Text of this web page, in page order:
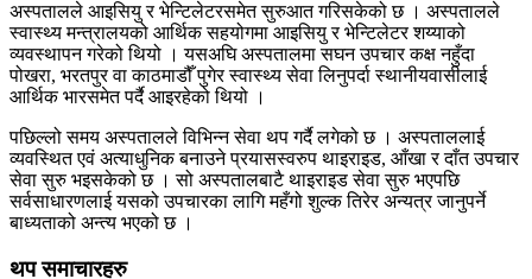
अस्पतालले आइसियु र भेन्टिलेटरसमेत सुरुआत गरिसकेको छ । अस्पतालले
स्वास्थ्य मन्त्रालयको आर्थिक सहयोगमा आइसियु र भेन्टिलेटर शय्याको
व्यवस्थापन गरेको थियो । यसअघि अस्पतालमा सघन उपचार कक्ष नहुँदा
पोखरा, भरतपुर वा काठमाडौँ पुगेर स्वास्थ्य सेवा लिनुपर्दा स्थानीयवासीलाई
आर्थिक भारसमेत पर्दै आइरहेको थियो ।
पछिल्लो समय अस्पतालले विभिन्न सेवा थप गर्दै लगेको छ । अस्पताललाई
व्यवस्थित एवं अत्याधुनिक बनाउने प्रयासस्वरुप थाइराइड, आँखा र दाँत उपचार
सेवा सुरु भइसकेको छ । सो अस्पतालबाटै थाइराइड सेवा सुरु भएपछि
सर्वसाधारणलाई यसको उपचारका लागि महँगो शुल्क तिरेर अन्यत्र जानुपर्ने
बाध्यताको अन्त्य भएको छ ।
थप समाचारहरु